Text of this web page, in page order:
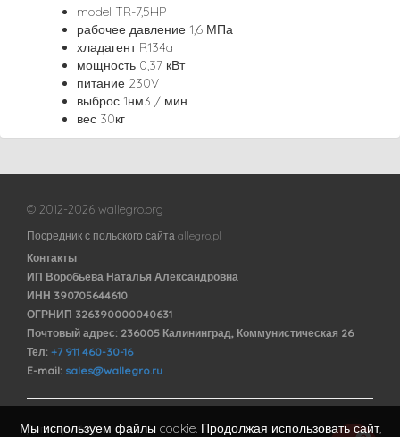
model TR-7,5HP
рабочее давление 1,6 МПа
хладагент R134a
мощность 0,37 кВт
питание 230V
выброс 1нм3 / мин
вес 30кг
© 2012-2026 wallegro.org
Посредник с польского сайта allegro.pl
Контакты
ИП Воробьева Наталья Александровна
ИНН 390705644610
ОГРНИП 326390000040631
Почтовый адрес: 236005 Калининград, Коммунистическая 26
Тел: +7 911 460-30-16
E-mail: sales@wallegro.ru
Договор оферты
Мы используем файлы cookie. Продолжая использовать сайт,